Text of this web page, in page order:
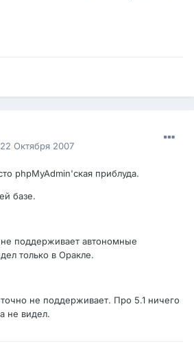
22 Октября 2007
phpMyAdmin'ская приблуда.
базе.
поддерживает автономные
только в Оракле.
не поддерживает. Про 5.1 ничего
не видел.